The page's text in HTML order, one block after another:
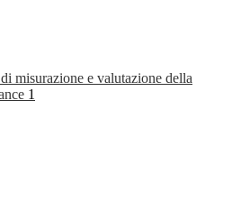
misurazione e valutazione della
1